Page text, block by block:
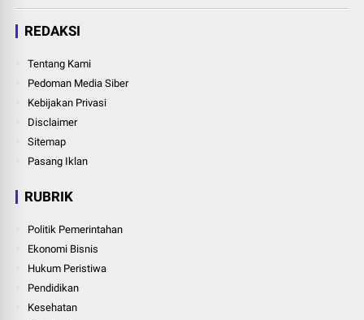
REDAKSI
Tentang Kami
Pedoman Media Siber
Kebijakan Privasi
Disclaimer
Sitemap
Pasang Iklan
RUBRIK
Politik Pemerintahan
Ekonomi Bisnis
Hukum Peristiwa
Pendidikan
Kesehatan